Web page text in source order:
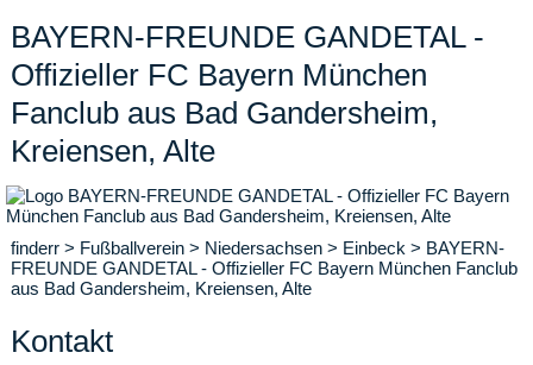
BAYERN-FREUNDE GANDETAL -
Offizieller FC Bayern München
Fanclub aus Bad Gandersheim,
Kreiensen, Alte
finderr > Fußballverein > Niedersachsen > Einbeck > BAYERN-
FREUNDE GANDETAL - Offizieller FC Bayern München Fanclub
aus Bad Gandersheim, Kreiensen, Alte
Kontakt